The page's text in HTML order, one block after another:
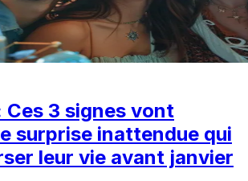
3 signes vont
surprise inattendue qui
leur vie avant janvier